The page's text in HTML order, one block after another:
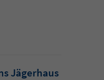
Jägerhaus